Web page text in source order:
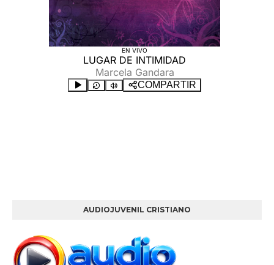
AUDIOJUVENIL CRISTIANO